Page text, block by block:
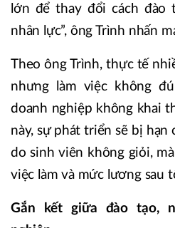
lớn để thay đổi cách đào
nhân lực”, ông Trình nhấn
Theo ông Trình, thực tế
nhưng làm việc không
doanh nghiệp không khai
này, sự phát triển sẽ bị hạn
do sinh viên không giỏi,
việc làm và mức lương sau
Gắn kết giữa đào tạo,